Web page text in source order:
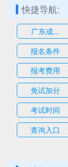
快捷导航:
广东成...
报名条件
报考费用
免试加分
考试时间
查询入口